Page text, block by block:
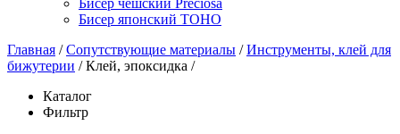
Бисер чешский Preciosa
Бисер японский TOHO
Главная /Сопутствующие материалы /Инструменты, клей для
бижутерии /Клей, эпоксидка /
Каталог
Фильтр